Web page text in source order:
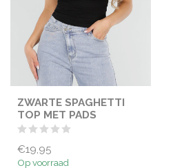
ZWARTE SPAGHETTI
TOP MET PADS
€19,95
Op voorraad